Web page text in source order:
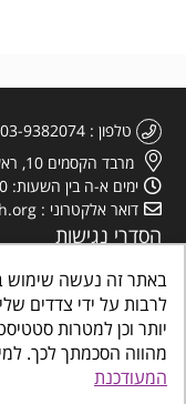
טלפון 03-9382074
מרבד הקסמים 10, ראש העין
ימים א-ה בין השעות: 09:00-16:00
דואר אלקטרוני
הסדרי נגישות
לרבות על ידי צדדים
יותר וכן למטרות
מהווה הסכמתך לכך.
המעודכנת